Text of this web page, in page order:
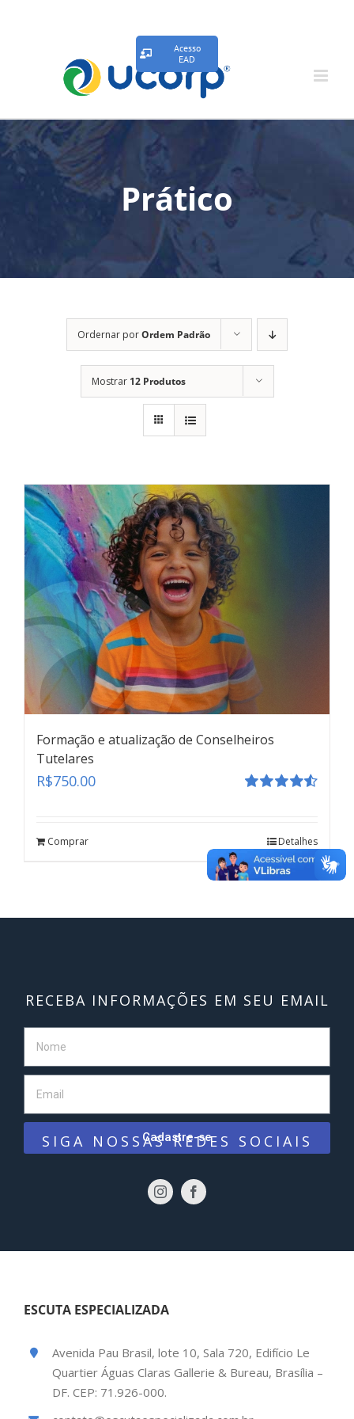
Acesso
EAD
Prático
Ordernar porOrdem Padrão
Mostrar 12 Produtos
Formação e atualização de Conselheiros
Tutelares
R$750.00
Comprar Detalhes
RECEBA INFORMAÇÕES EM SEU EMAIL
Cadastre-se
SIGA NOSSAS REDES SOCIAIS
ESCUTA ESPECIALIZADA
Avenida Pau Brasil, lote 10, Sala 720, Edifício Le
Quartier Águas Claras Gallerie & Bureau, Brasília –
DF. CEP: 71.926-000.